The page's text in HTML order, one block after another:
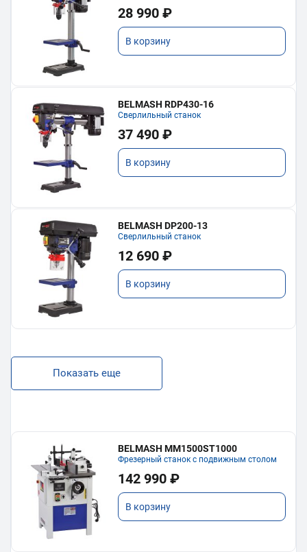
28 990 ₽
В корзину
BELMASH RDP430-16
Сверлильный станок
37 490 ₽
В корзину
BELMASH DP200-13
Сверлильный станок
12 690 ₽
В корзину
Показать еще
BELMASH MM1500ST1000
Фрезерный станок с подвижным столом
142 990 ₽
В корзину